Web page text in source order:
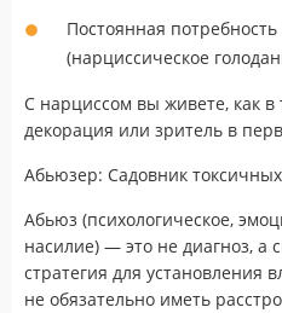
Постоянная
(нарциссическое
С нарциссом вы живете, как
декорация или зритель в
Абьюзер: Садовник
Абьюз (психологическое,
насилие) — это не диагноз, а
стратегия для установления
не обязательно иметь